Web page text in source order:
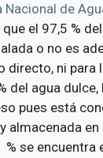
Nacional de
el 97,5 %
o no es
directo, ni para
del agua
pues está
almacenada
% se encuentra